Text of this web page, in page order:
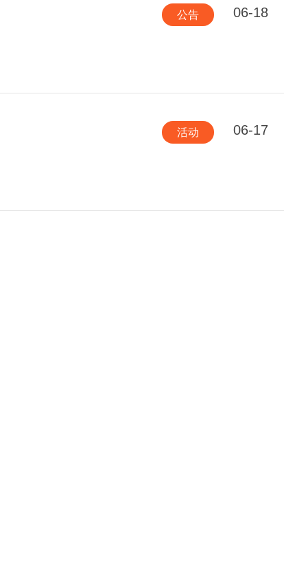
公告 06-18
活动 06-17